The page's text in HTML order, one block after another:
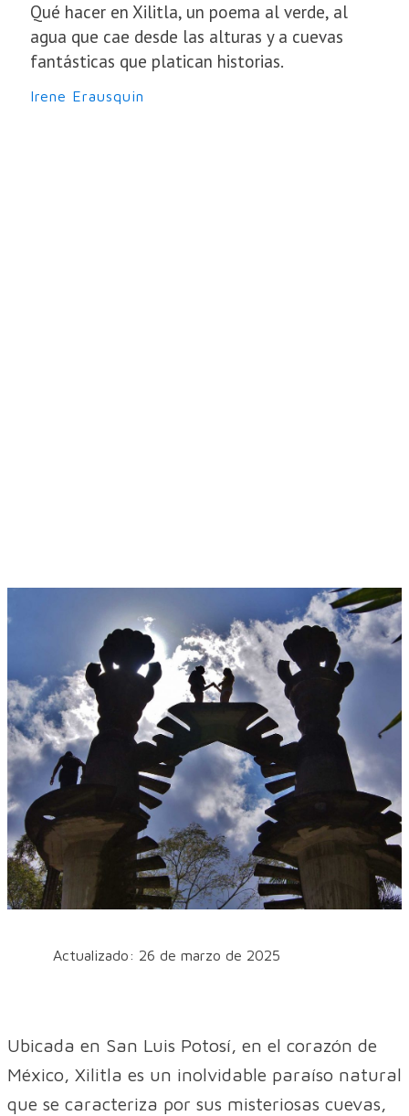
Qué hacer en Xilitla, un poema al verde, al
agua que cae desde las alturas y a cuevas
fantásticas que platican historias.
Irene Erausquin
Actualizado: 26 de marzo de 2025
Ubicada en San Luis Potosí, en el corazón de
México, Xilitla es un inolvidable paraíso natural
que se caracteriza por sus misteriosas cuevas,